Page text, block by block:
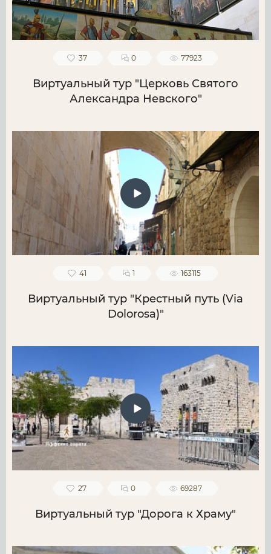
37 0 77923
Виртуальный тур "Церковь Святого
Александра Невского"
41 1 163115
Виртуальный тур "Крестный путь (Via
Dolorosa)"
27 0 69287
Виртуальный тур "Дорога к Храму"